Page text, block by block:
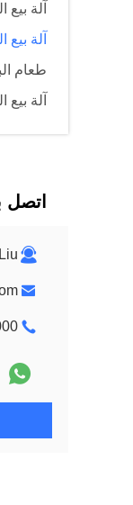
آلة
آلة بيع
طعام
آلة بيع
اتصل